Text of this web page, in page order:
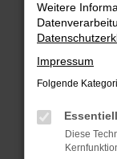
Laden
Prüfe
Manche
können
Weitere
Impressum
Folgende
Essentiell
Diese